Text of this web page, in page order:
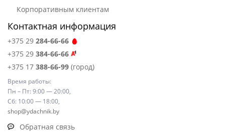
Корпоративным клиентам
Контактная информация
+375 29 284-66-66
+375 29 384-66-66
+375 17 388-66-99 (город)
Время работы:
Пн – Пт: 9:00 — 20:00,
Сб: 10:00 — 18:00,
shop@ydachnik.by
Обратная связь